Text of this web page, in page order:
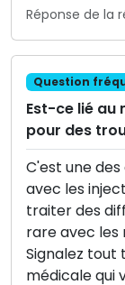
Réponse de la
Question
Est-ce lié au
pour des
C'est une
avec les
traiter des
rare avec les
Signalez
médicale qui